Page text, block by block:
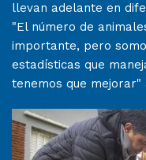
llevan adelante en
"El número de
importante, pero
estadísticas que
tenemos que mejorar"